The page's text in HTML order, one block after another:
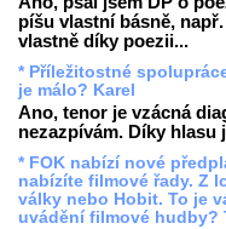
píšu vlastní básně,
vlastně díky poezii...
* Příležitostné
je málo? Karel
Ano, tenor je vzácná
nezazpívám. Díky hlasu
* FOK nabízí nové
nabízíte filmové řady. Z
války nebo Hobit. To je
uvádění filmové hudby?